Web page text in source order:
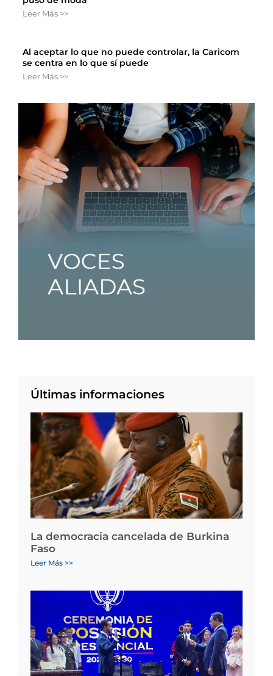
Leer Más >>
Al aceptar lo que no puede controlar, la Caricom
se centra en lo que sí puede
Leer Más >>
Últimas informaciones
La democracia cancelada de Burkina
Faso
Leer Más >>